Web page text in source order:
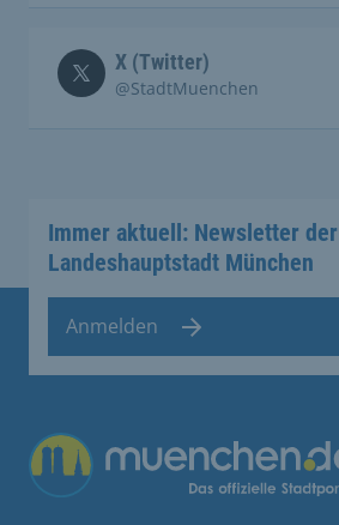
X (Twitter)
@StadtMuenchen
Immer aktuell: Newsletter der
Landeshauptstadt München
Anmelden
Übergreifende Links